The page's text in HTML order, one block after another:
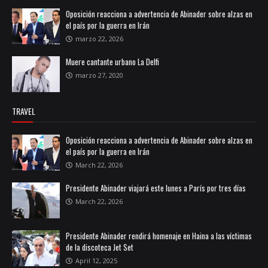
Oposición reacciona a advertencia de Abinader sobre alzas en
el país por la guerra en Irán
marzo 22, 2026
Muere cantante urbano La Delfi
marzo 27, 2020
TRAVEL
Oposición reacciona a advertencia de Abinader sobre alzas en
el país por la guerra en Irán
March 22, 2026
Presidente Abinader viajará este lunes a París por tres días
March 22, 2026
Presidente Abinader rendirá homenaje en Haina a las víctimas
de la discoteca Jet Set
April 12, 2025